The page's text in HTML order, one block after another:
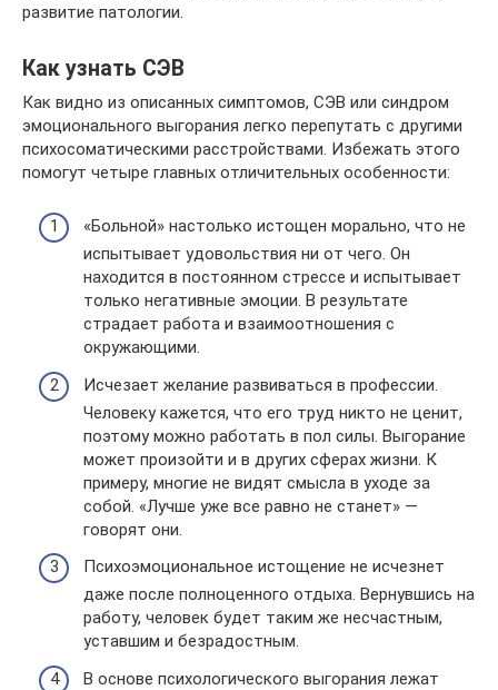
развитие патологии.
Как узнать СЭВ
Как видно из описанных симптомов, СЭВ или синдром
эмоционального выгорания легко перепутать с другими
психосоматическими расстройствами. Избежать этого
помогут четыре главных отличительных особенности:
«Больной» настолько истощен морально, что не
испытывает удовольствия ни от чего. Он
находится в постоянном стрессе и испытывает
только негативные эмоции. В результате
страдает работа и взаимоотношения с
окружающими.
Исчезает желание развиваться в профессии.
Человеку кажется, что его труд никто не ценит,
поэтому можно работать в пол силы. Выгорание
может произойти и в других сферах жизни. К
примеру, многие не видят смысла в уходе за
собой. «Лучше уже все равно не станет» —
говорят они.
Психоэмоциональное истощение не исчезнет
даже после полноценного отдыха. Вернувшись на
работу, человек будет таким же несчастным,
уставшим и безрадостным.
В основе психологического выгорания лежат